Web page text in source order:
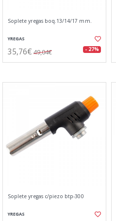
Soplete yregas boq.13/14/17 mm.
YREGAS
35,76€ 49,04€ - 27%
Soplete yregas c/piezo btp-300
YREGAS